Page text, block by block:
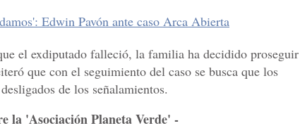
Edwin Pavón ante caso Arca Abierta
el exdiputado falleció, la familia ha decidido proseguir
que con el seguimiento del caso se busca que los
de los señalamientos.
la 'Asociación Planeta Verde' -